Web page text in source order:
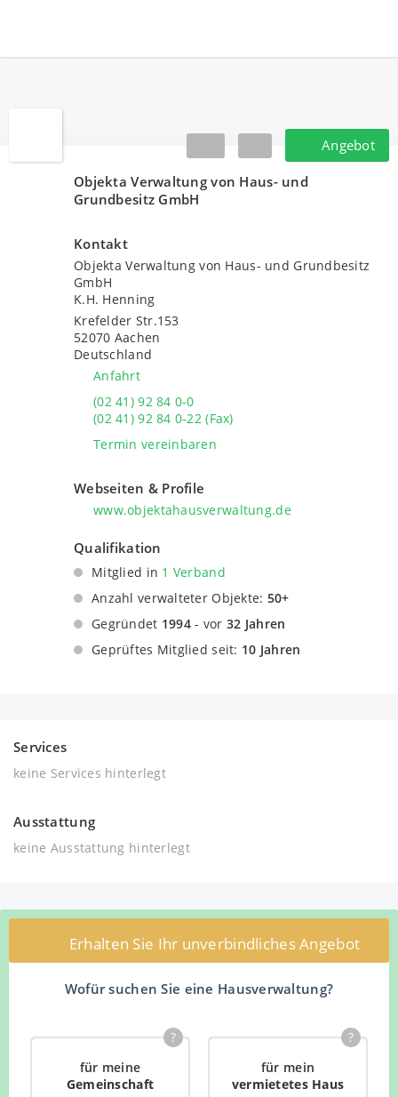
Angebot
Objekta Verwaltung von Haus- und
Grundbesitz GmbH
Kontakt
Objekta Verwaltung von Haus- und Grundbesitz
GmbH
K.H. Henning
Krefelder Str.153
52070 Aachen
Deutschland
Anfahrt
(02 41) 92 84 0-0
(02 41) 92 84 0-22 (Fax)
Termin vereinbaren
Webseiten & Profile
www.objektahausverwaltung.de
Qualifikation
Mitglied in 1 Verband
Bundesfachverband der Immobilienverwalter
Anzahl verwalteter Objekte: 50+
Gegründet 1994- vor 32 Jahren
Geprüftes Mitglied seit: 10 Jahren
Services
keine Services hinterlegt
Ausstattung
keine Ausstattung hinterlegt
Erhalten Sie Ihr unverbindliches Angebot
Wofür suchen Sie eine Hausverwaltung?
für meine
Gemeinschaft
?
für mein
vermietetes Haus
?